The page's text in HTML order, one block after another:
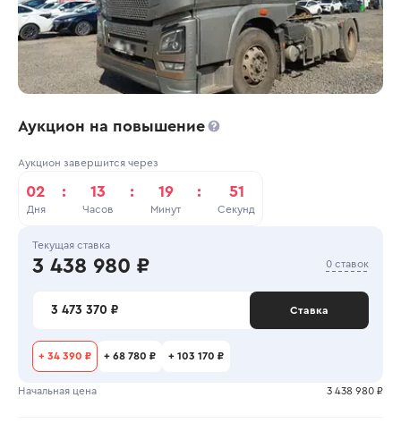
Аукцион на повышение
Аукцион завершится через
02
Дня
: 13
Часов
: 19
Минут
: 51
Секунд
Текущая ставка
3 438 980 ₽ 0 ставок
3 473 370 ₽ Ставка
+ 34 390 ₽ + 68 780 ₽ + 103 170 ₽
Начальная цена 3 438 980 ₽